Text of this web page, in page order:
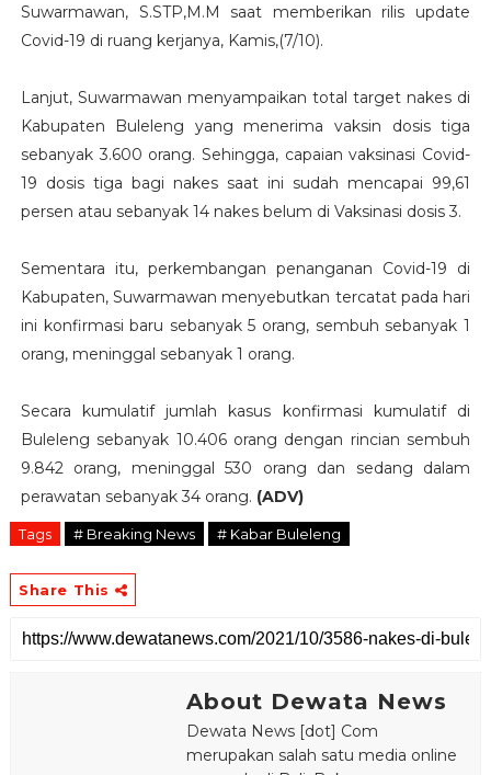
Suwarmawan, S.STP,M.M saat memberikan rilis update
Covid-19 di ruang kerjanya, Kamis,(7/10).
Lanjut, Suwarmawan menyampaikan total target nakes di
Kabupaten Buleleng yang menerima vaksin dosis tiga
sebanyak 3.600 orang. Sehingga, capaian vaksinasi Covid-
19 dosis tiga bagi nakes saat ini sudah mencapai 99,61
persen atau sebanyak 14 nakes belum di Vaksinasi dosis 3.
Sementara itu, perkembangan penanganan Covid-19 di
Kabupaten, Suwarmawan menyebutkan tercatat pada hari
ini konfirmasi baru sebanyak 5 orang, sembuh sebanyak 1
orang, meninggal sebanyak 1 orang.
Secara kumulatif jumlah kasus konfirmasi kumulatif di
Buleleng sebanyak 10.406 orang dengan rincian sembuh
9.842 orang, meninggal 530 orang dan sedang dalam
perawatan sebanyak 34 orang. (ADV)
Tags # Breaking News # Kabar Buleleng
Share This
About Dewata News
Dewata News [dot] Com
merupakan salah satu media online